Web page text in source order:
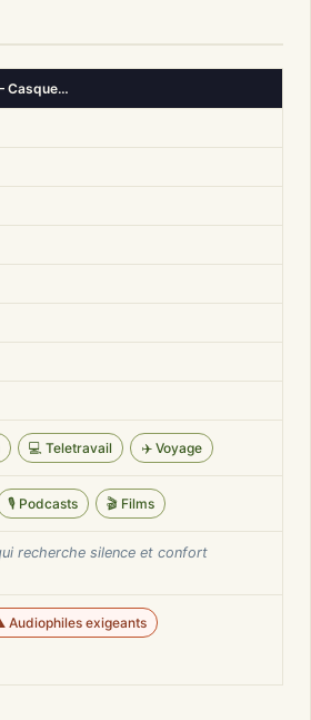
Casque…
💻 Teletravail ✈️ Voyage
🎙️ Podcasts 🎬 Films
recherche silence et confort
Audiophiles exigeants